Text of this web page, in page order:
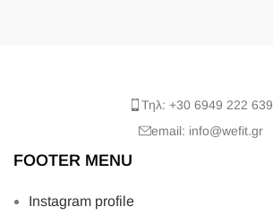
Τηλ: +30 6949 222 639
email: info@wefit.gr
FOOTER MENU
Instagram profile